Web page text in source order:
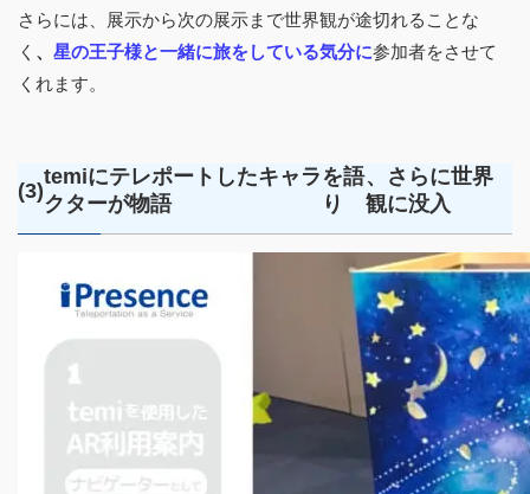
さらには、展示から次の展示まで世界観が途切れることな
く 、 星の王子様と一緒に旅をしている気分に参加者をさせて
くれます。
(3)
temiにテレポートしたキャラ
クターが物語
を語
り
、さらに世界
観に没入